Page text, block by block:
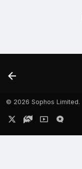
© 2026 Sophos Limited.